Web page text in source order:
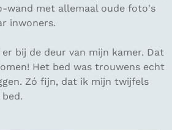
wand met allemaal oude foto's
inwoners.
bij de deur van mijn kamer. Dat
Het bed was trouwens echt
Zó fijn, dat ik mijn twijfels